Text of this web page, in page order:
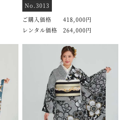
No.3013
ご購入価格 418,000円
レンタル価格 264,000円